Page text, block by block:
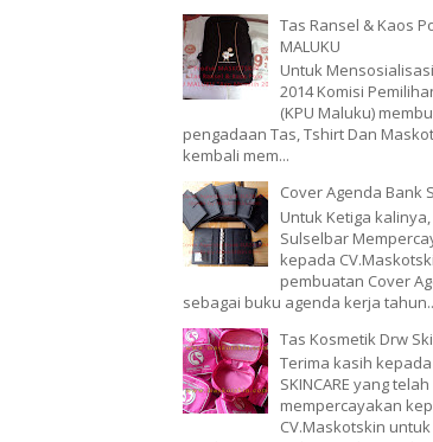
Tas Ransel & Kaos
MALUKU
Untuk
2014 Komisi
(KPU Maluku)
pengadaan Tas, Tshirt Dan
kembali mem...
Cover Agenda Bank
Untuk Ketiga
Sulselbar
kepada
pembuatan Cover
sebagai buku agenda kerja
Tas Kosmetik Drw
Terima kasih kepada
SKINCARE yang telah
mempercayakan
CV.Maskotskin untuk